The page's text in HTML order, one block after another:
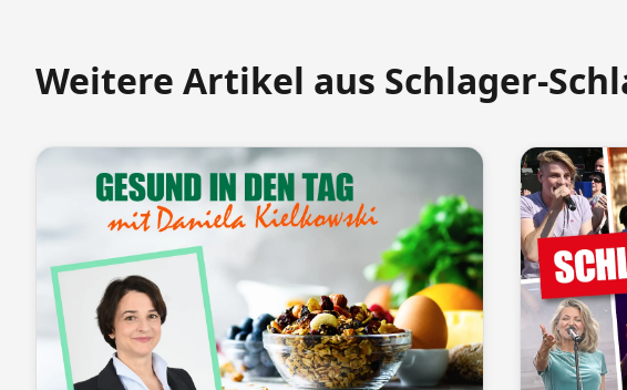
Weitere Artikel aus Schlager-